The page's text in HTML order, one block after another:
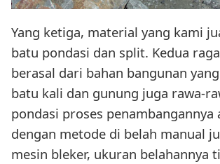
Yang ketiga, material yang kami
batu pondasi dan split. Kedua
berasal dari bahan bangunan
batu kali dan gunung juga rawa-
pondasi proses penambangannya
dengan metode di belah manual
mesin bleker, ukuran belahannya